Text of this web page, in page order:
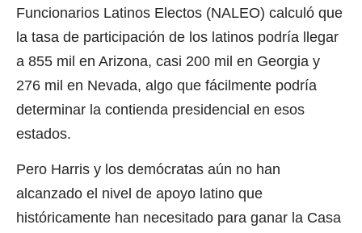
Funcionarios Latinos Electos (NALEO) calculó que
la tasa de participación de los latinos podría llegar
a 855 mil en Arizona, casi 200 mil en Georgia y
276 mil en Nevada, algo que fácilmente podría
determinar la contienda presidencial en esos
estados.
Pero Harris y los demócratas aún no han
alcanzado el nivel de apoyo latino que
históricamente han necesitado para ganar la Casa